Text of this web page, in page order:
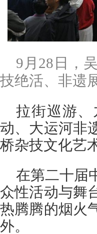
9月28日，
技绝活、非遗
拉街巡游
动、大运河非
桥杂技文化
在第二十届
众性活动与舞
热腾腾的烟火
外。